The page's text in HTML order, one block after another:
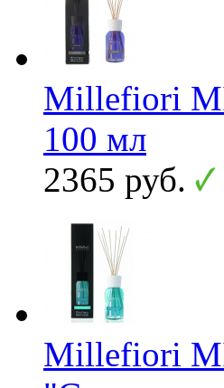
Millefiori
100 мл
2365 руб.
Millefiori